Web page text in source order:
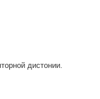
дистонии.